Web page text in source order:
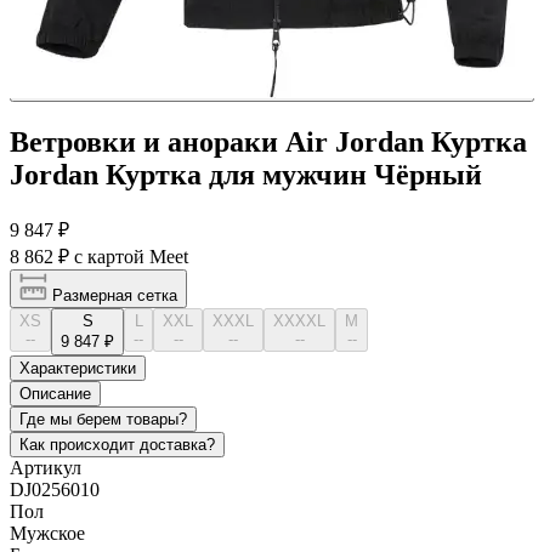
Ветровки и анораки Air Jordan Куртка
Jordan Куртка для мужчин Чёрный
9 847 ₽
8 862 ₽ с картой Meet
Размерная сетка
XS
--
S
9 847 ₽
--
XXL
--
XXXL
--
XXXXL
--
М
--
Характеристики
Описание
Где мы берем товары?
Как происходит доставка?
Артикул
DJ0256010
Пол
Мужское